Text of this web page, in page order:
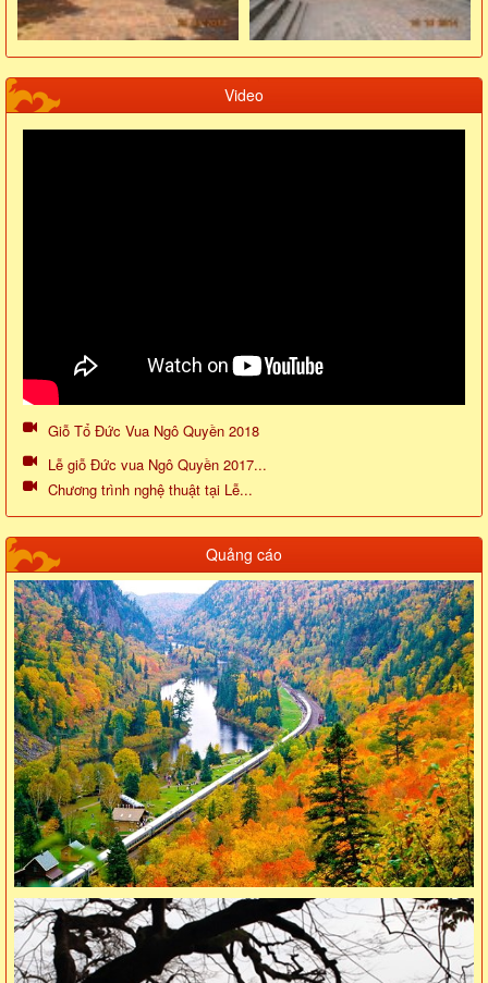
Video
Giỗ Tổ Đức Vua Ngô Quyền 2018
Lễ giỗ Đức vua Ngô Quyền 2017...
Chương trình nghệ thuật tại Lễ...
Quảng cáo